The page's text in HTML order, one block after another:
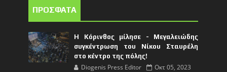
ΠΡΟΣΦΑΤΑ
Η Κόρινθος μίλησε - Μεγαλειώδης
συγκέντρωση του Νίκου Σταυρέλη
στο κέντρο της πόλης!
Diogenis Press Editor Οκτ 05, 2023